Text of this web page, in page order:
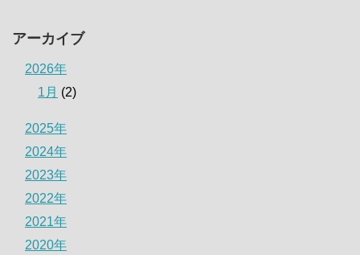
アーカイブ
2026年
1月 (2)
2025年
2024年
2023年
2022年
2021年
2020年